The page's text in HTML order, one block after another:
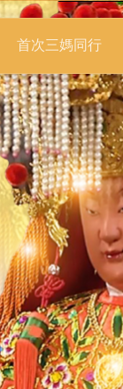
首次三媽同行